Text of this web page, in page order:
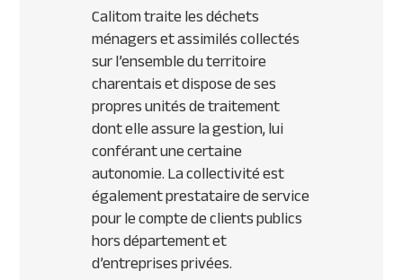
Calitom traite les déchets
ménagers et assimilés collectés
sur l’ensemble du territoire
charentais et dispose de ses
propres unités de traitement
dont elle assure la gestion, lui
conférant une certaine
autonomie. La collectivité est
également prestataire de service
pour le compte de clients publics
hors département et
d’entreprises privées.